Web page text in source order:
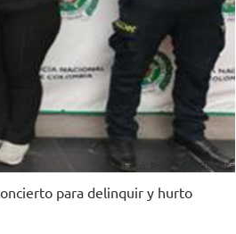
Foto: Policía de Bogotá
para delinquir y hurto